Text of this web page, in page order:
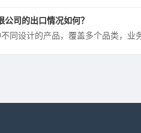
司的出口情况如何？
同设计的产品，覆盖多个品类，业